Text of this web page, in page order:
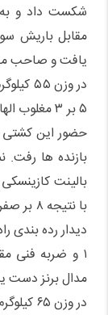
شکست داد و به
یافت و صاحب
در
۵ بر ۳
حضور این کشتی
بالینت
با
۱ و ضربه فنی
مدال برنز دست
در وزن